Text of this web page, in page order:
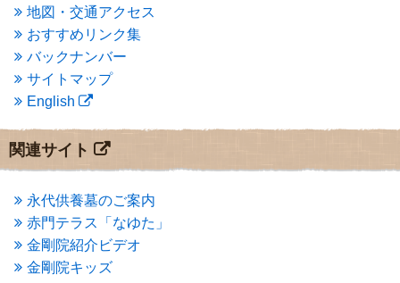
2014年9月(1)
2014年5月 (1)
2014年4月
2014年1月(1)
2013年11月 (4)
2013年10月
2013年8月
(7)
2013年7月
(7)
2013年5月(13)
2013年4月(1)
2013年3月 (4)
2013年2月(6)
2013年1月(6)
地図・交通アクセス
おすすめリンク集
バックナンバー
サイトマップ
English
関連サイト
永代供養墓のご案内
赤門テラス「なゆた」
金剛院紹介ビデオ
金剛院キッズ